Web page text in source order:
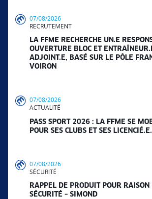
07/08/2026
RECRUTEMENT
LA FFME RECHERCHE UN.E
OUVERTURE BLOC ET
ADJOINT.E, BASÉ SUR LE PÔLE
VOIRON
07/08/2026
ACTUALITÉ
PASS SPORT 2026 : LA FFME SE
POUR SES CLUBS ET SES
07/08/2026
SÉCURITÉ
RAPPEL DE PRODUIT POUR RAISON
SÉCURITÉ – SIMOND